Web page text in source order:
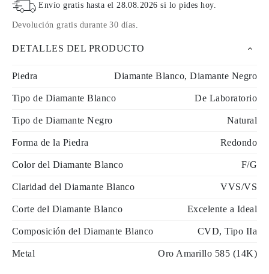
Envío gratis hasta el28.08.2026 si lo pides hoy.
Devolución gratis durante 30 días.
DETALLES DEL PRODUCTO
Piedra Diamante Blanco, Diamante Negro
Tipo de Diamante Blanco De Laboratorio
Tipo de Diamante Negro Natural
Forma de la Piedra Redondo
Color del Diamante Blanco F/G
Claridad del Diamante Blanco VVS/VS
Corte del Diamante Blanco Excelente a Ideal
Composición del Diamante Blanco CVD, Tipo IIa
Metal Oro Amarillo 585 (14K)